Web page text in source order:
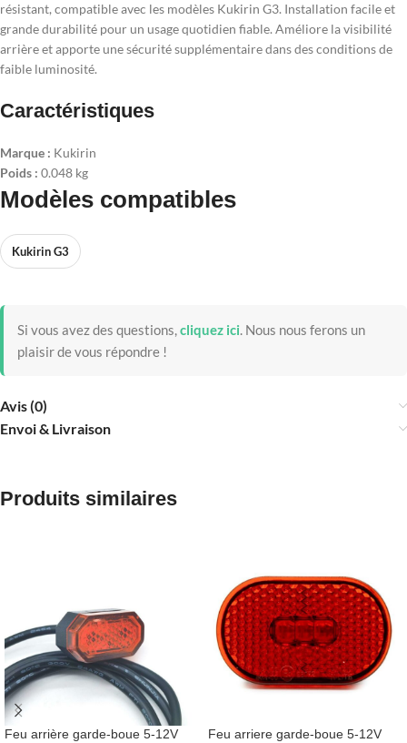
résistant, compatible avec les modèles Kukirin G3. Installation facile et
grande durabilité pour un usage quotidien fiable. Améliore la visibilité
arrière et apporte une sécurité supplémentaire dans des conditions de
faible luminosité.
Caractéristiques
Marque : Kukirin
Poids : 0.048 kg
Modèles compatibles
Kukirin G3
Si vous avez des questions,cliquez ici. Nous nous ferons un
plaisir de vous répondre !
Avis (0)
Envoi & Livraison
Produits similaires
Feu arrière garde-boue 5-12V
Feu arriere garde-boue 5-12V